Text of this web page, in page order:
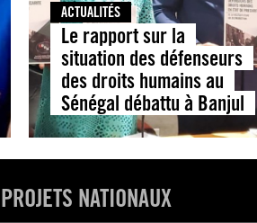
ACTUALITÉS
Le rapport sur la
situation des défenseurs
des droits humains au
Sénégal débattu à Banjul
PROJETS NATIONAUX